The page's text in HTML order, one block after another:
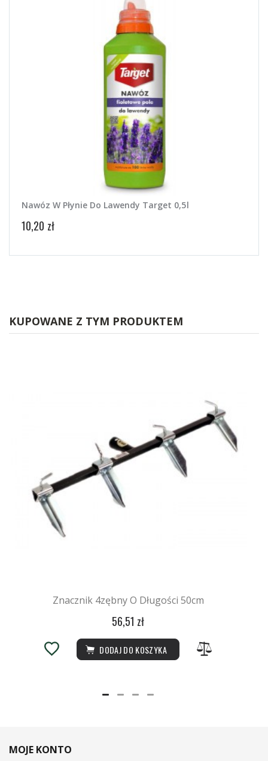
Nawóz W Płynie Do Lawendy Target 0,5l
10,20 zł
KUPOWANE Z TYM PRODUKTEM
Znacznik 4zębny O Długości 50cm
56,51 zł
DODAJ DO KOSZYKA
MOJE KONTO